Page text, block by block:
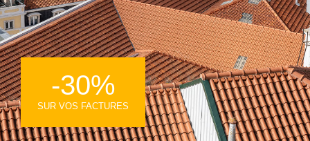
-30%
SUR VOS FACTURES